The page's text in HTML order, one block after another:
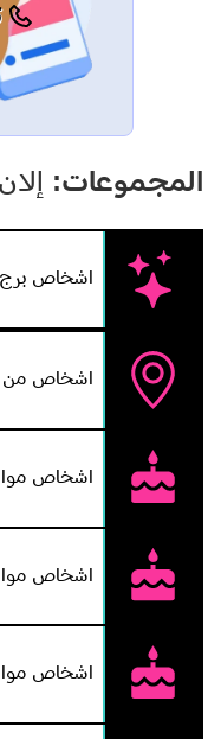
المجموعات:
اشخاص برج
اشخاص من
اشخاص مواليد 11
اشخاص مواليد
اشخاص